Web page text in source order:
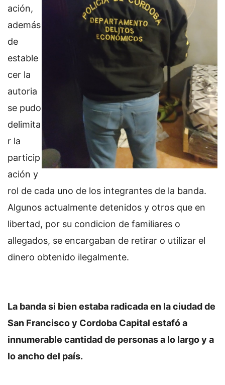
ación,
además
de
estable
cer la
autoria
se pudo
delimita
r la
particip
ación y
rol de cada uno de los integrantes de la banda.
Algunos actualmente detenidos y otros que en
libertad, por su condicion de familiares o
allegados, se encargaban de retirar o utilizar el
dinero obtenido ilegalmente.
La banda si bien estaba radicada en la ciudad de
San Francisco y Cordoba Capital estafó a
innumerable cantidad de personas a lo largo y a
lo ancho del país.